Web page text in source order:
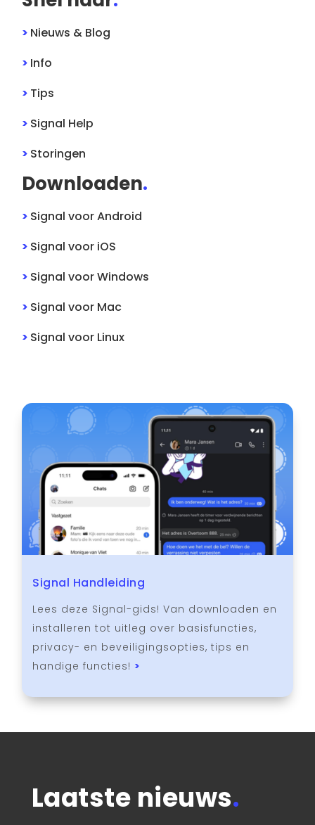
> Nieuws & Blog
> Info
> Tips
> Signal Help
> Storingen
Downloaden.
> SignalvoorAndroid
> Signalvoor iOS
> SignalvoorWindows
> Signalvoor Mac
> Signalvoor Linux
Signal Handleiding
Lees deze Signal-gids! Van downloaden en
installeren tot uitleg over basisfuncties,
privacy- en beveiligingsopties, tips en
handige functies! >
Laatste nieuws.